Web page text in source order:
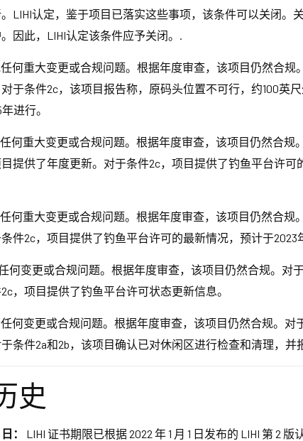
LIHI认定，鉴于项目已落实这些事项，该条件可以关闭。
因此，LIHI认定该条件应予关闭。.
何重大变更或合规问题。根据年度审查，该项目仍然合
于条件2c，该项目报告称，原码头位置不可行，约100英
进行。
何重大变更或合规问题。根据年度审查，该项目仍然合规
提供了年度更新。对于条件2c，项目提供了钓鱼平台许
何重大变更或合规问题。根据年度审查，该项目仍然合规
件2c，项目提供了钓鱼平台许可的最新情况，预计于2023
何变更或合规问题。根据年度审查，该项目仍然合规。对
，项目提供了钓鱼平台许可状态更新信息。
何变更或合规问题。根据年度审查，该项目仍然合规。
条件2a和2b，该项目确认已对休闲区进行检查和清理，并
史
： LIHI 证书期限已根据 2022 年 1 月 1 日发布的 LIHI 第 2